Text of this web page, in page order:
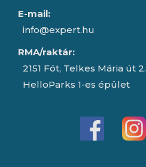
E-mail:
info@expert.hu
RMA/raktár:
2151 Fót, Telkes Mária út 2.
HelloParks 1-es épület